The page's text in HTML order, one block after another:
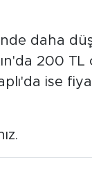
daha
200 TL
ise